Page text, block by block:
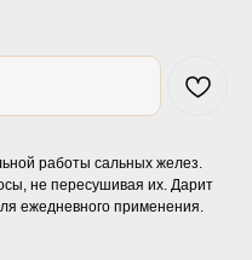
работы сальных желез.
не пересушивая их. Дарит
ежедневного применения.